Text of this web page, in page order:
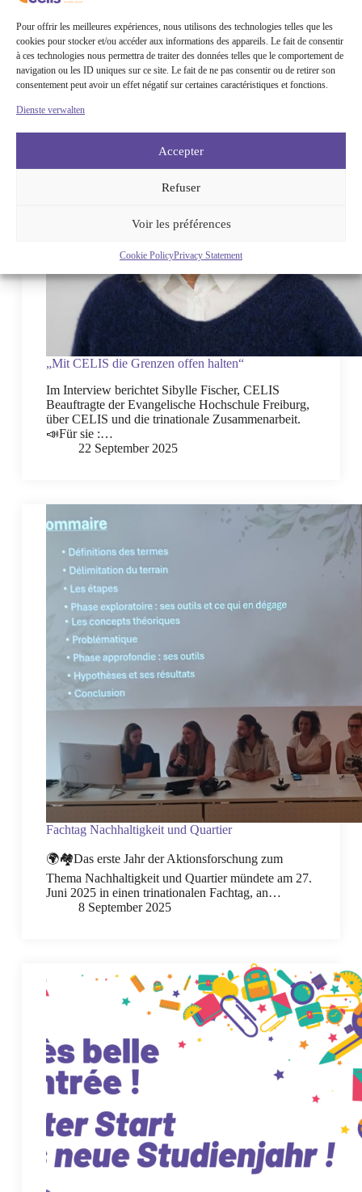
Pour offrir les meilleures expériences, nous utilisons des technologies telles que les
cookies pour stocker et/ou accéder aux informations des appareils. Le fait de consentir
à ces technologies nous permettra de traiter des données telles que le comportement de
navigation ou les ID uniques sur ce site. Le fait de ne pas consentir ou de retirer son
consentement peut avoir un effet négatif sur certaines caractéristiques et fonctions.
Dienste verwalten
Accepter
Refuser
Voir les préférences
Cookie PolicyPrivacy Statement
„Mit CELIS die Grenzen offen halten“
Im Interview berichtet Sibylle Fischer, CELIS
Beauftragte der Evangelische Hochschule Freiburg,
über CELIS und die trinationale Zusammenarbeit.
📣Für sie :…
22 September 2025
Fachtag Nachhaltigkeit und Quartier
🌍🏘️Das erste Jahr der Aktionsforschung zum
Thema Nachhaltigkeit und Quartier mündete am 27.
Juni 2025 in einen trinationalen Fachtag, an…
8 September 2025